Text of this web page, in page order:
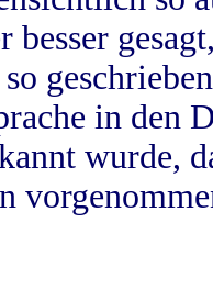
besser
in
wurde,